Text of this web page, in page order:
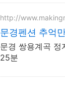
http://
문경펜션 추억
문경 쌍용계곡 정
25분